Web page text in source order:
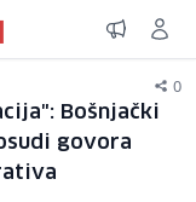
0
Bošnjački
govora